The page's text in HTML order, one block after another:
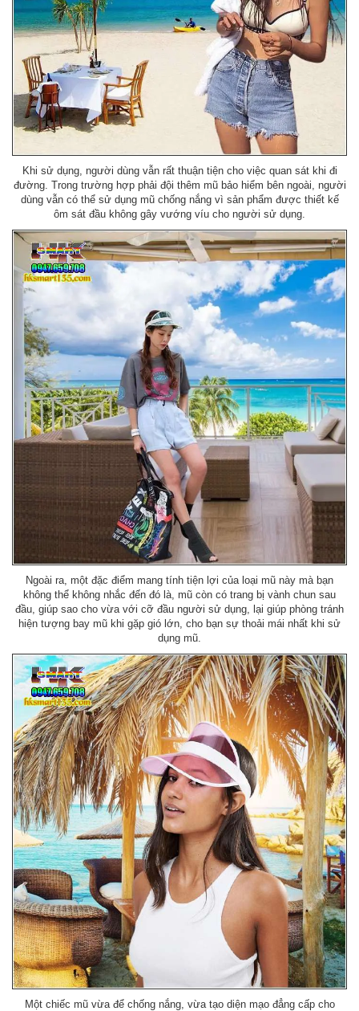
Khi sử dụng, người dùng vẫn rất thuận tiện cho việc quan sát khi đi
đường. Trong trường hợp phải đội thêm mũ bảo hiểm bên ngoài, người
dùng vẫn có thể sử dụng mũ chống nắng vì sản phẩm được thiết kế
ôm sát đầu không gây vướng víu cho người sử dụng.
Ngoài ra, một đặc điểm mang tính tiện lợi của loại mũ này mà bạn
không thể không nhắc đến đó là, mũ còn có trang bị vành chun sau
đầu, giúp sao cho vừa với cỡ đầu người sử dụng, lại giúp phòng tránh
hiện tượng bay mũ khi gặp gió lớn, cho bạn sự thoải mái nhất khi sử
dụng mũ.
Một chiếc mũ vừa để chống nắng, vừa tạo diện mạo đẳng cấp cho